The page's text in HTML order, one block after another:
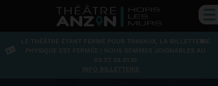
×
LE THÉÂTRE ÉTANT FERMÉ POUR TRAVAUX, LA BILLETTERIE
PHYSIQUE EST FERMÉE ! NOUS SOMMES JOIGNABLES AU
03.27.38.01.10
INFO BILLETTERIE